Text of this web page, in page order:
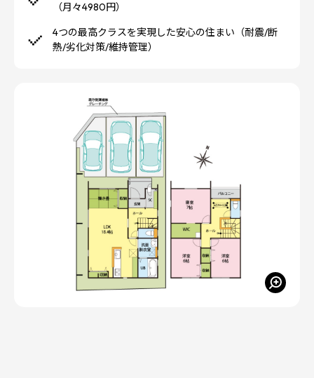
（月々4980円）
4つの最高クラスを実現した安心の住まい（耐震/断
熱/劣化対策/維持管理）